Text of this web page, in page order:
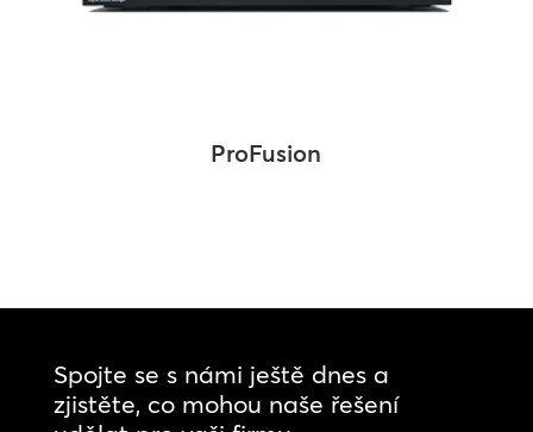
ProFusion
Spojte se s námi ještě dnes a
zjistěte, co mohou naše řešení